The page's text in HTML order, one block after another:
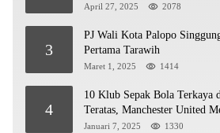
April 27, 2025 2078
3
PJ Wali Kota Palopo
Pertama Tarawih
Maret 1, 2025 1414
4
10 Klub Sepak Bola Terkaya
Teratas, Manchester United
Januari 7, 2025 1330